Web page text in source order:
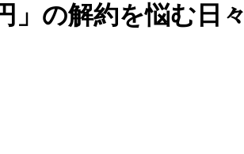
」の解約を悩む日々